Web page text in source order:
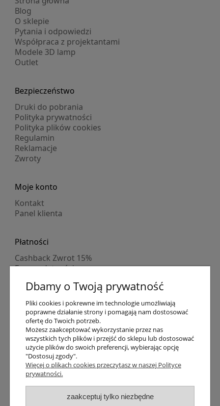
Blog
O sklepie
Pytania i odpowiedzi
Współpraca z projektantami
Modele 3D lamp
Outlet
Bezpieczeństwo
Druki do pobrania
Polityka prywatności
Polityka plików cookies
Regulamin
Reklamacje
Zwroty
Moje konto
Kontakt
Panel klienta
Płatności
Cashback Zwrot 15%
Formy płatności
Numer konta
PayPo kupujesz, nie płacisz
Progi rabatowe
Promocje
Dostawa
Czas wysyłki
Dostawa
Śledzenie przesyłki GLS
Śledzenie przesyłki DPD
Dbamy o Twoją prywatność
Pliki cookies i pokrewne im technologie umożliwiają
poprawne działanie strony i pomagają nam dostosować
ofertę do Twoich potrzeb.
Możesz zaakceptować wykorzystanie przez nas
wszystkich tych plików i przejść do sklepu lub dostosować
użycie plików do swoich preferencji, wybierając opcję
"Dostosuj zgody".
Więcej o plikach cookies przeczytasz w naszej Polityce
prywatności.
zaakceptuj tylko niezbędne